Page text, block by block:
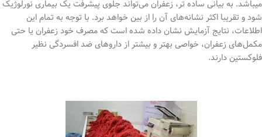
میباشد. به بیانی ساده تر، زعفران می‌تواند جلوی پیشرفت یک بیماری نورلوژیک
شود و تقریبا اکثر نشانه‌های آن را از بین خواهد برد. با توجه به تمام این
اطلاعات، نتایج آزمایش نشان داده شده است که مصرف خود زعفران یا حتی
مکمل‌های زعفران، خواصی بهتر و بیشتر از داروهای ضد افسردگی نظیر
فلوکستین دارند.